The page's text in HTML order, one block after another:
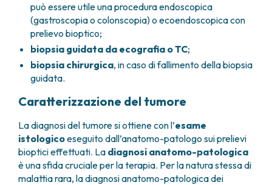
può essere utile una procedura endoscopica
(gastroscopia o colonscopia) o ecoendoscopica con
prelievo bioptico;
biopsia guidata da ecografia o TC;
biopsia chirurgica, in caso di fallimento della biopsia
guidata.
Caratterizzazione del tumore
La diagnosi del tumore si ottiene con l’esame
istologicoeseguito dall’anatomo-patologo sui prelievi
bioptici effettuati. La diagnosi anatomo-patologica
è una sfida cruciale per la terapia. Per la natura stessa di
malattia rara, la diagnosi anatomo-patologica dei